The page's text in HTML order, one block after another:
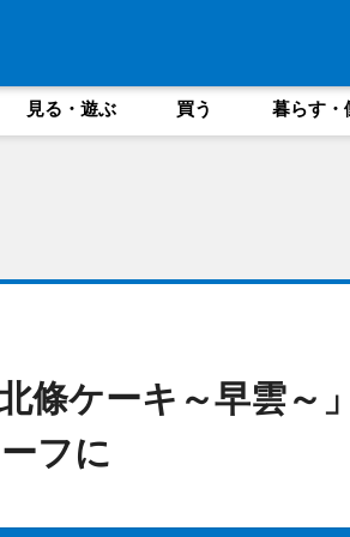
見る・遊ぶ 買う 暮らす・
條ケーキ～早雲～
フに